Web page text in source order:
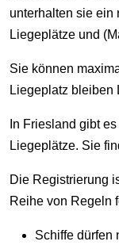
unterhalten sie ein
Liegeplätze und
Sie können
Liegeplatz bleiben
In Friesland gibt
Liegeplätze. Sie
Die Registrierung
Reihe von Regeln
Schiffe dürfen